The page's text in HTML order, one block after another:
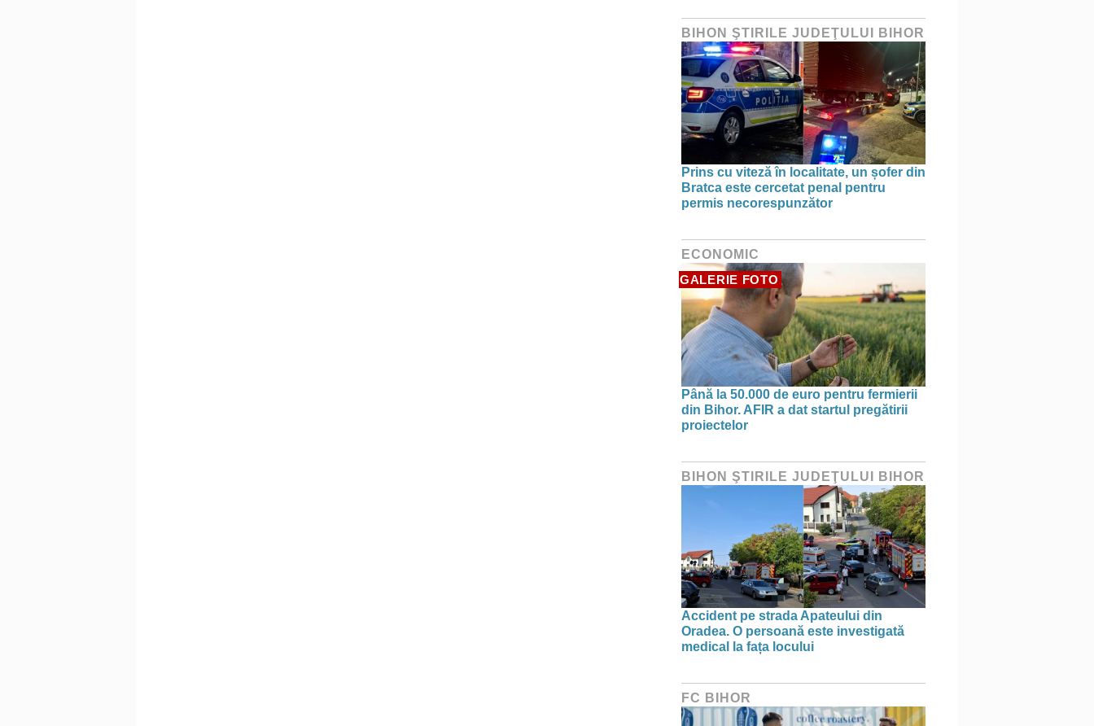
BIHON ŞTIRILE JUDEŢULUI BIHOR
Prins cu viteză în localitate, un șofer din
Bratca este cercetat penal pentru
permis necorespunzător
ECONOMIC
GALERIE FOTO
Până la 50.000 de euro pentru fermierii
din Bihor. AFIR a dat startul pregătirii
proiectelor
BIHON ŞTIRILE JUDEŢULUI BIHOR
Accident pe strada Apateului din
Oradea. O persoană este investigată
medical la fața locului
FC BIHOR